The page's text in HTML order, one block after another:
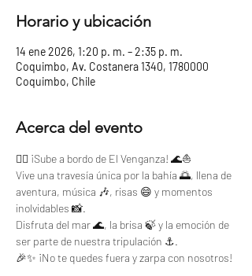
Horario y ubicación
14 ene 2026, 1:20 p. m. – 2:35 p. m.
Coquimbo, Av. Costanera 1340, 1780000
Coquimbo, Chile
Acerca del evento
🏴‍☠️ ¡Sube a bordo de El Venganza! 🌊⛵
Vive una travesía única por la bahía 🌅, llena de
aventura, música 🎶, risas 😄 y momentos
inolvidables 📸.
Disfruta del mar 🌊, la brisa 🍃 y la emoción de
ser parte de nuestra tripulación ⚓.
🎉✨ ¡No te quedes fuera y zarpa con nosotros!